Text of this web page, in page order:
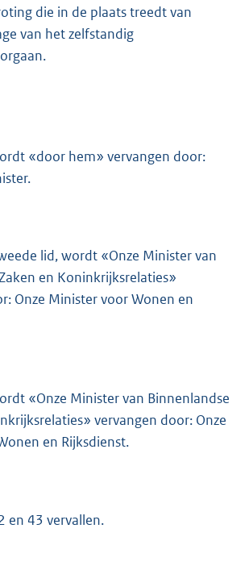
die in de plaats treedt van
van het zelfstandig
«door hem» vervangen door:
lid, wordt «Onze Minister van
en Koninkrijksrelaties»
Onze Minister voor Wonen en
«Onze Minister van Binnenlandse
vervangen door: Onze
en Rijksdienst.
en 43 vervallen.